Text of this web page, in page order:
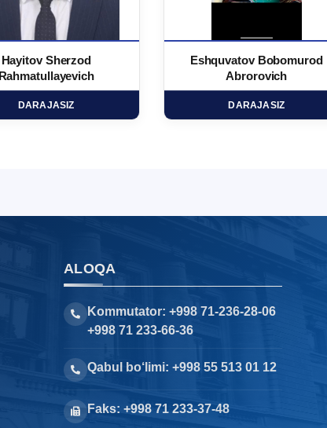
Hayitov Sherzod
Rahmatullayevich
DARAJASIZ
Eshquvatov Bobomurod
Abrorovich
DARAJASIZ
ALOQA
Kommutator: +998 71-236-28-06
+998 71 233-66-36
Qabul bo‘limi: +998 55 513 01 12
Faks: +998 71 233-37-48